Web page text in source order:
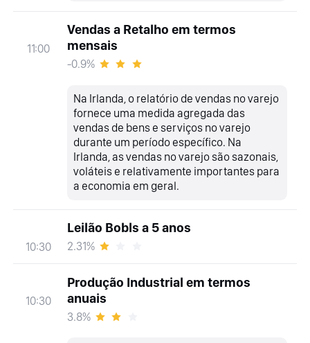
11:00
Vendas a Retalho em termos
mensais
-0.9%
Na Irlanda, o relatório de vendas no varejo
fornece uma medida agregada das
vendas de bens e serviços no varejo
durante um período específico. Na
Irlanda, as vendas no varejo são sazonais,
voláteis e relativamente importantes para
a economia em geral.
10:30
Leilão Bobls a 5 anos
2.31%
10:30
Produção Industrial em termos
anuais
3.8%